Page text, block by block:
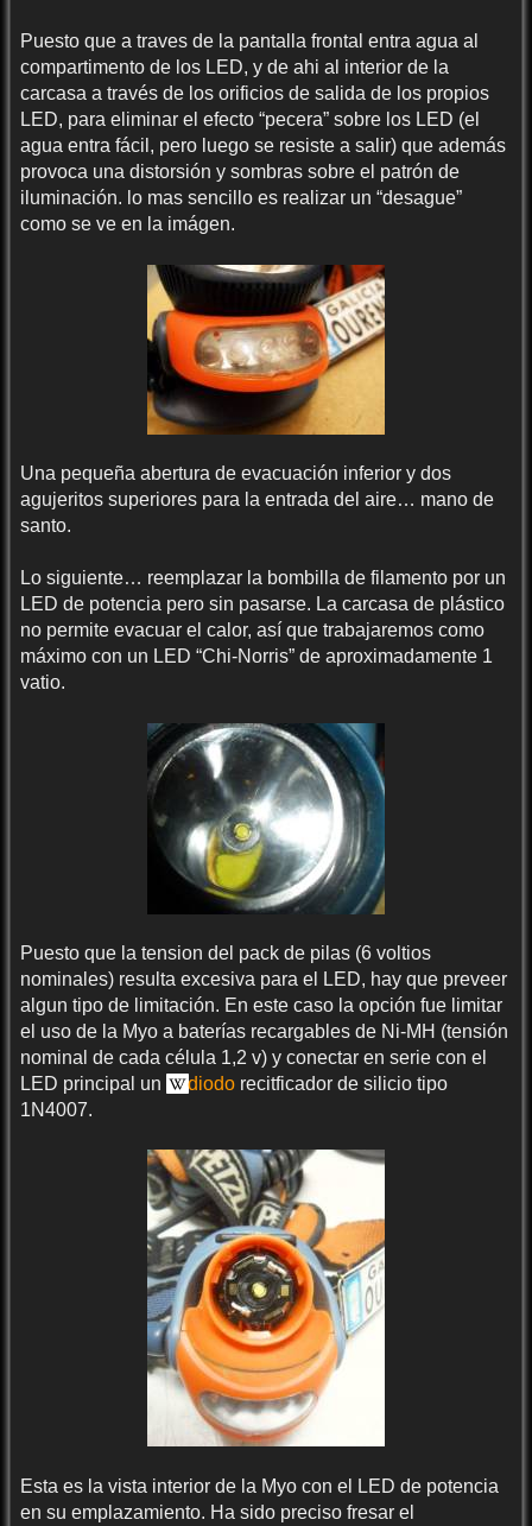
Puesto que a traves de la pantalla frontal entra agua al
compartimento de los LED, y de ahi al interior de la
carcasa a través de los orificios de salida de los propios
LED, para eliminar el efecto “pecera” sobre los LED (el
agua entra fácil, pero luego se resiste a salir) que además
provoca una distorsión y sombras sobre el patrón de
iluminación. lo mas sencillo es realizar un “desague”
como se ve en la imágen.
Una pequeña abertura de evacuación inferior y dos
agujeritos superiores para la entrada del aire… mano de
santo.
Lo siguiente… reemplazar la bombilla de filamento por un
LED de potencia pero sin pasarse. La carcasa de plástico
no permite evacuar el calor, así que trabajaremos como
máximo con un LED “Chi-Norris” de aproximadamente 1
vatio.
Puesto que la tension del pack de pilas (6 voltios
nominales) resulta excesiva para el LED, hay que preveer
algun tipo de limitación. En este caso la opción fue limitar
el uso de la Myo a baterías recargables de Ni-MH (tensión
nominal de cada célula 1,2 v) y conectar en serie con el
LED principal un
diodo recitficador de silicio tipo
1N4007.
Esta es la vista interior de la Myo con el LED de potencia
en su emplazamiento. Ha sido preciso fresar el